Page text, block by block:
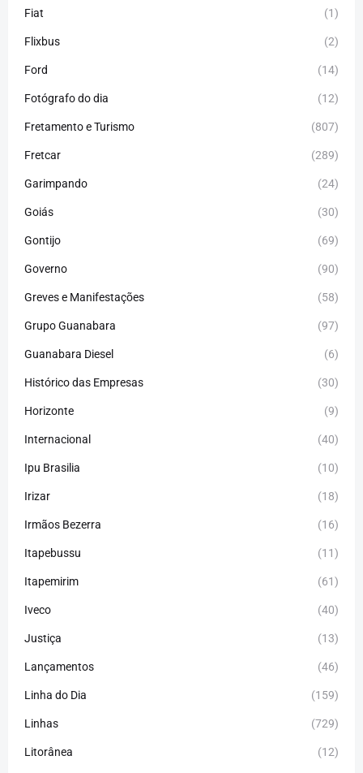
Fiat (1)
Flixbus (2)
Ford (14)
Fotógrafo do dia (12)
Fretamento e Turismo (807)
Fretcar (289)
Garimpando (24)
Goiás (30)
Gontijo (69)
Governo (90)
Greves e Manifestações (58)
Grupo Guanabara (97)
Guanabara Diesel (6)
Histórico das Empresas (30)
Horizonte (9)
Internacional (40)
Ipu Brasilia (10)
Irizar (18)
Irmãos Bezerra (16)
Itapebussu (11)
Itapemirim (61)
Iveco (40)
Justiça (13)
Lançamentos (46)
Linha do Dia (159)
Linhas (729)
Litorânea (12)